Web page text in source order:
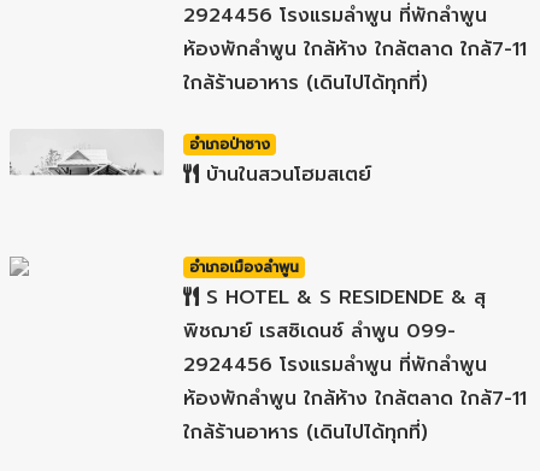
2924456 โรงแรมลำพูน ที่พักลำพูน
ห้องพักลำพูน ใกล้ห้าง ใกล้ตลาด ใกล้7-11
ใกล้ร้านอาหาร (เดินไปได้ทุกที่)
อำเภอป่าซาง
บ้านในสวนโฮมสเตย์
อำเภอเมืองลำพูน
S HOTEL & S RESIDENDE & สุ
พิชฌาย์ เรสซิเดนซ์ ลำพูน 099-
2924456 โรงแรมลำพูน ที่พักลำพูน
ห้องพักลำพูน ใกล้ห้าง ใกล้ตลาด ใกล้7-11
ใกล้ร้านอาหาร (เดินไปได้ทุกที่)